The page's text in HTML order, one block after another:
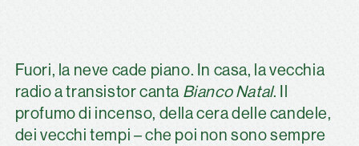
Fuori, la neve cade piano. In casa, la vecchia
radio a transistor canta Bianco Natal. Il
profumo di incenso, della cera delle candele,
dei vecchi tempi – che poi non sono sempre